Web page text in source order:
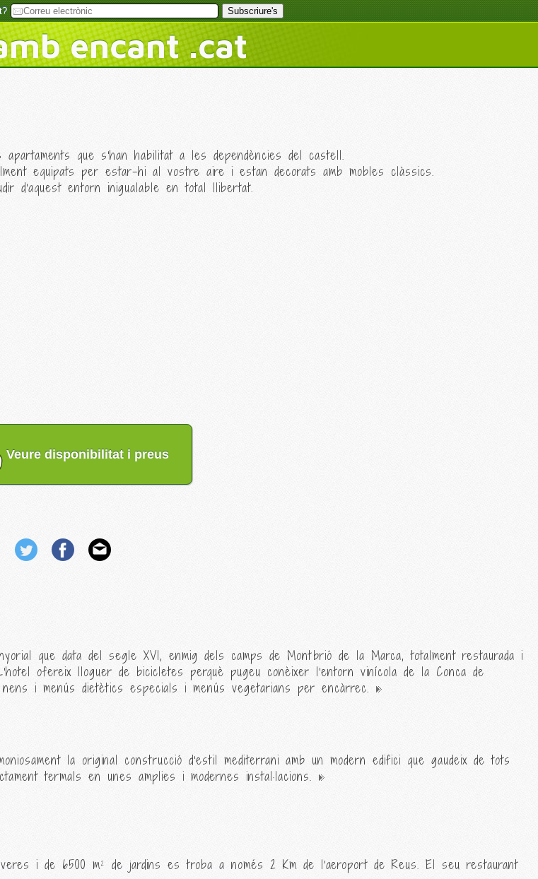
encant .cat
que s'han habilitat a les dependències del castell.
equipats per estar-hi al vostre aire i estan decorats amb mobles clàssics.
d'aquest entorn inigualable en total llibertat.
Veure disponibilitat i preus
que data del segle XVI, enmig dels camps de Montbrió de la Marca, totalment restaurada i
ofereix lloguer de bicicletes perquè pugeu conèixer l'entorn vinícola de la Conca de
i menús dietètics especials i menús vegetarians per encàrrec.
la original construcció d'estil mediterrani amb un modern edifici que gaudeix de tots
termals en unes amplies i modernes instal·lacions.
i de 6500 m² de jardins es troba a només 2 Km de l'aeroport de Reus. El seu restaurant